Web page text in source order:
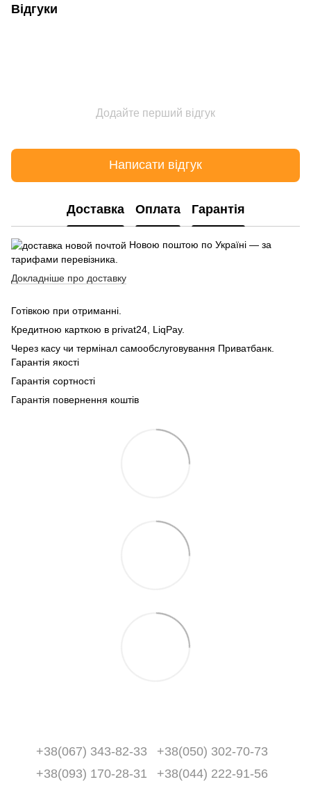
Відгуки
Додайте перший відгук
Написати відгук
Доставка Оплата Гарантія
Новою поштою по Україні — за
тарифами перевізника.
Докладніше про доставку
Готівкою при отриманні.
Кредитною карткою в privat24, LiqPay.
Через касу чи термінал самообслуговування Приватбанк.
Гарантія якості
Гарантія сортності
Гарантія повернення коштів
+38(067) 343-82-33
+38(050) 302-70-73
+38(093) 170-28-31
+38(044) 222-91-56